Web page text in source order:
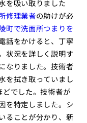
を吸い取りました
修理業者の助けが必
町で洗面所つまりを
話をかけると、丁寧
状況を詳しく説明す
なりました。技術者
を拭き取っていまし
でした。技術者が
を特定しました。シ
ることが分かり、新